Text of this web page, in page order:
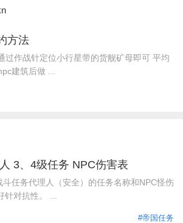
方法
过作战针定位小行星带的货舰矿母即可 平均
建筑后做 ...
3、4级任务 NPC伤害表
斗任务代理人（安全）的任务名称和NPC怪伤
对抗性。 ...
#帝国任务